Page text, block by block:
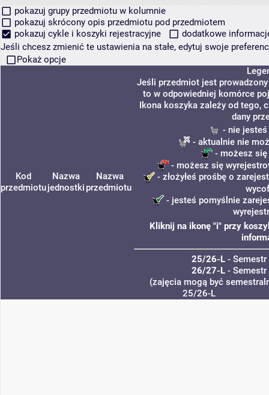
pokazuj grupy przedmiotu w kolumnie
pokazuj skrócony opis przedmiotu pod przedmiotem
pokazuj cykle i koszyki rejestracyjne
dodatkowe
Jeśli chcesz zmienić te ustawienia na stałe, edytuj swoje
Pokaż opcje
Kod
przedmiotu
Nazwa
jednostki
Nazwa
przedmiotu
Jeśli przedmiot jest
to w odpowiedniej komórce
Ikona koszyka zależy od tego,
dany
- nie
- aktualnie nie
- możesz się
- możesz się
- złożyłeś prośbę o
- jesteś pomyślnie
Kliknij na ikonę "i" przy
25/26-L -
26/27-L -
(zajęcia mogą być
25/26-L